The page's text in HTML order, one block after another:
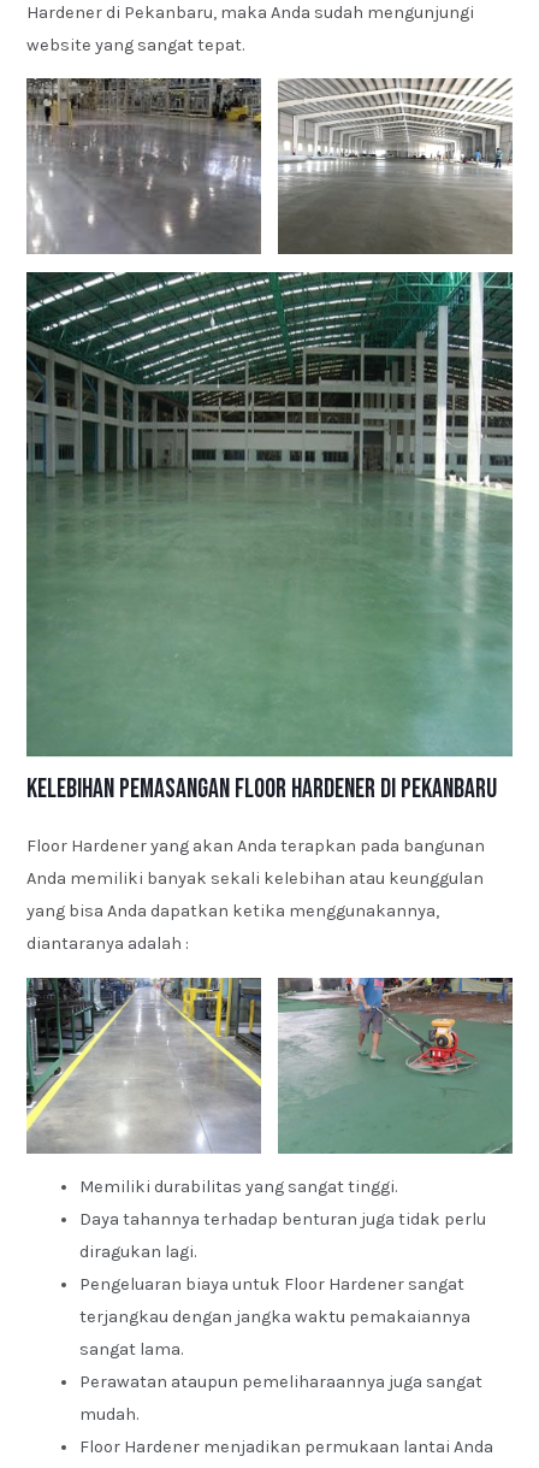
Hardener di Pekanbaru, maka Anda sudah mengunjungi
website yang sangat tepat.
Kelebihan Pemasangan Floor Hardener di Pekanbaru
Floor Hardener yang akan Anda terapkan pada bangunan
Anda memiliki banyak sekali kelebihan atau keunggulan
yang bisa Anda dapatkan ketika menggunakannya,
diantaranya adalah :
Memiliki durabilitas yang sangat tinggi.
Daya tahannya terhadap benturan juga tidak perlu
diragukan lagi.
Pengeluaran biaya untuk Floor Hardener sangat
terjangkau dengan jangka waktu pemakaiannya
sangat lama.
Perawatan ataupun pemeliharaannya juga sangat
mudah.
Floor Hardener menjadikan permukaan lantai Anda